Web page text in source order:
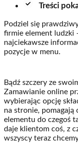
Treści
Podziel się
firmie element ludzki
najciekawsze
pozycje w menu.
Bądź szczery ze
Zamawianie online
wybierając opcję
na stronie, pomagają
elementu do czegoś
daje klientom coś, z
wszyscy teraz